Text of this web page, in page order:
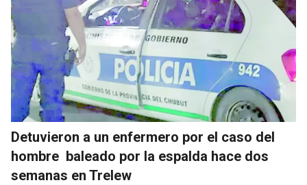
Detuvieron a un enfermero por el caso del
hombre baleado por la espalda hace dos
semanas en Trelew